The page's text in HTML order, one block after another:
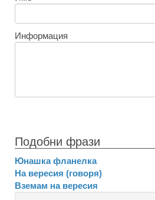
Информация
Подобни фрази
Юнашка фланелка
На вересия (говоря)
Вземам на вересия